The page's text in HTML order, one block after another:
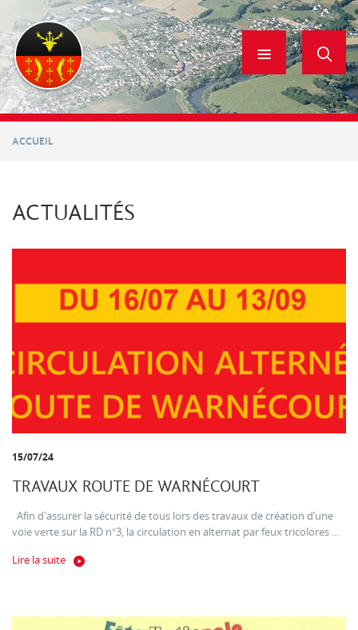
contenu
principal
ACCUEIL
ACTUALITÉS
15/07/24
TRAVAUX ROUTE DE WARNÉCOURT
Afin d'assurer la sécurité de tous lors des travaux de création d’une
voie verte sur la RD n°3, la circulation en alternat par feux tricolores ...
Lire la suite